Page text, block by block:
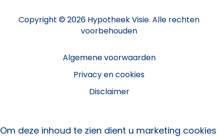
Copyright © 2026 Hypotheek Visie. Alle rechten
voorbehouden
Algemene voorwaarden
Privacy en cookies
Disclaimer
Om deze inhoud te zien dient u marketing cookies